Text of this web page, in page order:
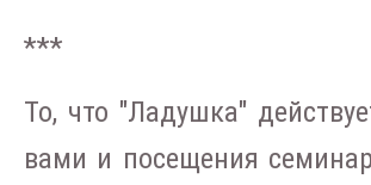
***
То, что "Ладушка"
вами и посещения